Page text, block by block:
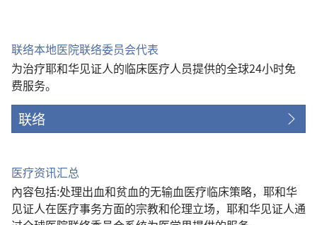
联络本地医院联络委员会代表
为治疗耶和华见证人的临床医疗人员提供的全球24小时免
费服务。
联络
医疗资讯汇总
內容包括:处理出血和贫血的无输血医疗临床策略，耶和华
见证人在医疗事务方面的宗教和伦理立场，耶和华见证人通